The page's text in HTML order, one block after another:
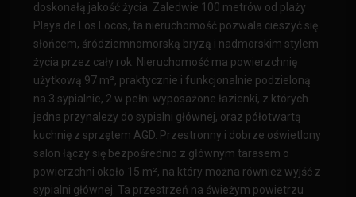
doskonałą jakość życia. Zaledwie 100 metrów od plaży
Playa de Los Locos, ta nieruchomość pozwala cieszyć się
słońcem, śródziemnomorską bryzą i nadmorskim stylem
życia przez cały rok. Nieruchomość ma powierzchnię
użytkową 97 m², praktycznie i funkcjonalnie podzieloną
na 3 sypialnie, 2 w pełni wyposażone łazienki, z których
jedna przynależy do sypialni głównej, oraz półotwartą
kuchnię z sprzętem AGD. Przestronny i dobrze oświetlony
salon łączy się bezpośrednio z głównym tarasem o
powierzchni około 15 m², na który można również wyjść z
sypialni głównej. Ta przestrzeń na świeżym powietrzu